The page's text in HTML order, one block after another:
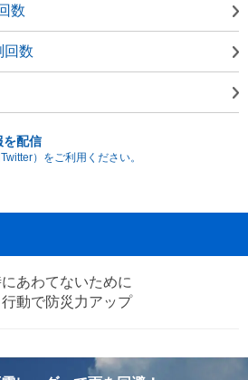
数
回数
を配信
）をご利用ください。
あわてないために
動で防災力アップ